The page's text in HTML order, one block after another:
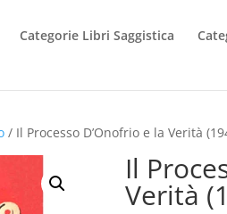
Categorie Libri Saggistica
/ Il Processo D’Onofrio e la Verità
Il
Verità